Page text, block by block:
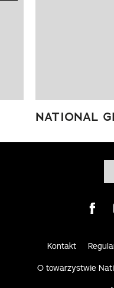
NATIONAL
Visit
Kontakt
O towarzystwie